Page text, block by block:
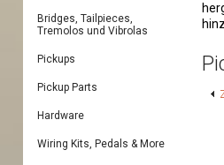
Bridges, Tailpieces,
Tremolos und Vibrolas
Pickups
Pickup Parts
Hardware
Wiring Kits, Pedals & More